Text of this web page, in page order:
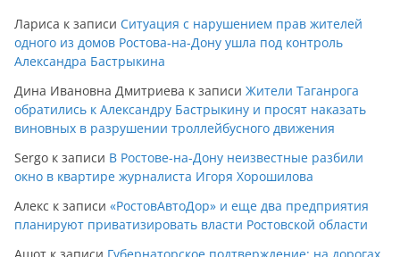
Лариса к записи Ситуация с нарушением прав жителей
одного из домов Ростова-на-Дону ушла под контроль
Александра Бастрыкина
Дина Ивановна Дмитриева к записи Жители Таганрога
обратились к Александру Бастрыкину и просят наказать
виновных в разрушении троллейбусного движения
Sergo к записи В Ростове-на-Дону неизвестные разбили
окно в квартире журналиста Игоря Хорошилова
Алекс к записи «РостовАвтоДор» и еще два предприятия
планируют приватизировать власти Ростовской области
Ашот к записи Губернаторское подтверждение: на дорогах